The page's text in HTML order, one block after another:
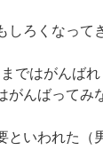
しろくなって
ではがんば
がんばってみ
といわれた（